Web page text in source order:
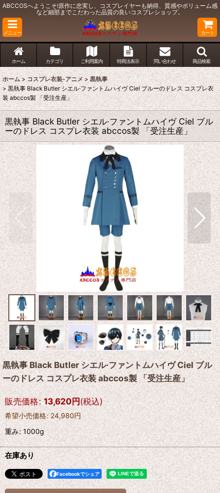
ABCCOSへようこそ!原作に忠実し、コスプレイヤーも納得、質感やボリューム感
など細部までこだわった品質の良いコスプレショップ。
メニュー カート
ホーム カテゴリ ご利用案内 特商法表示 問い合わせ 商品検索
ホーム > コスプレ衣装-アニメ > 黒執事
> 黒執事 Black Butler シエル·ファントムハイヴ Ciel ブルーのドレス コスプレ衣
装 abccos製 「受注生産」
黒執事 Black Butler シエル·ファントムハイヴ Ciel ブル
ーのドレス コスプレ衣装 abccos製 「受注生産」
黒執事 Black Butler シエル·ファントムハイヴ Ciel ブル
ーのドレス コスプレ衣装 abccos製 「受注生産」
販売価格: 13,620円(税込)
希望小売価格: 24,980円
重み:1000g
在庫あり
Facebookでシェア